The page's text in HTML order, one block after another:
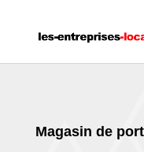
Magasin de